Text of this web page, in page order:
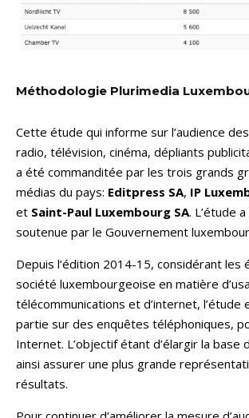
Méthodologie Plurimedia
Cette étude qui informe sur l’audience
radio, télévision, cinéma, dépliants
a été commanditée par les trois grands
médias du pays: Editpress SA, IP
et Saint-Paul Luxembourg SA. L’étude
soutenue par le Gouvernement
Depuis l’édition 2014-15, considérant les
société luxembourgeoise en matière
télécommunications et d’internet, l’étude
partie sur des enquêtes téléphoniques,
Internet. L’objectif étant d’élargir la base
ainsi assurer une plus grande
résultats.